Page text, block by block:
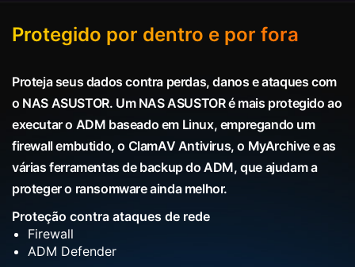
Protegido por dentro e por fora
Proteja seus dados contra perdas, danos e ataques com
o NAS ASUSTOR. Um NAS ASUSTOR é mais protegido ao
executar o ADM baseado em Linux, empregando um
firewall embutido, o ClamAV Antivirus, o MyArchive e as
várias ferramentas de backup do ADM, que ajudam a
proteger o ransomware ainda melhor.
Proteção contra ataques de rede
Firewall
ADM Defender